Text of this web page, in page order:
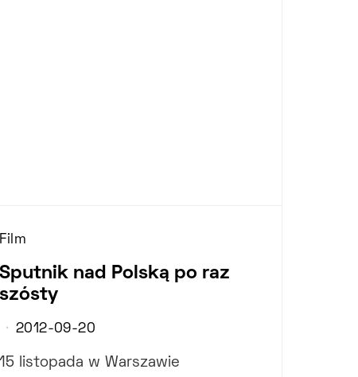
Film
Sputnik nad Polską po raz
szósty
2012-09-20
15 listopada w Warszawie